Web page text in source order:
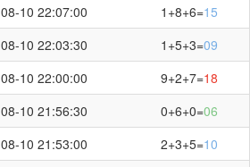
08-10 22:07:00 1+8+6=15
08-10 22:03:30 1+5+3=09
08-10 22:00:00 9+2+7=18
08-10 21:56:30 0+6+0=06
08-10 21:53:00 2+3+5=10